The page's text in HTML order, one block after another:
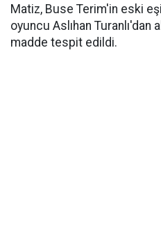
Matiz, Buse Terim'in eski
oyuncu Aslıhan Turanlı'dan
madde tespit edildi.